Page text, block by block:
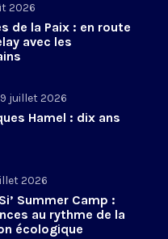
2026
de la Paix : en route
avec les
juillet 2026
Hamel : dix ans
2026
Summer Camp :
au rythme de la
écologique